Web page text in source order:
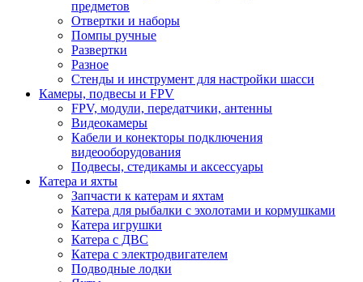
предметов
Отвертки и наборы
Помпы ручные
Развертки
Разное
Стенды и инструмент для настройки шасси
Камеры, подвесы и FPV
FPV, модули, передатчики, антенны
Видеокамеры
Кабели и конекторы подключения
видеооборудования
Подвесы, стедикамы и аксессуары
Катера и яхты
Запчасти к катерам и яхтам
Катера для рыбалки с эхолотами и кормушками
Катера игрушки
Катера с ДВС
Катера с электродвигателем
Подводные лодки